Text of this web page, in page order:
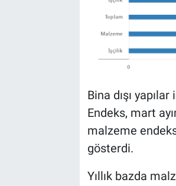
Bina dışı
Endeks, mart
malzeme
gösterdi.
Yıllık bazda